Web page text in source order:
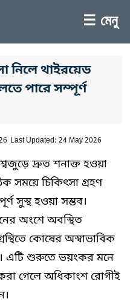
☰ মেনু
নিলে থাইরয়েড
পারে সম্পূর্ণ
Last Updated: 24 May 2026
দ্রুত শনাক্ত হওয়া
চিকিৎসা গ্রহণ
সুস্থ হওয়া সম্ভব।
অংশে অবস্থিত
কোষের অস্বাভাবিক
এটি শুরুতে ভয়ংকর মনে
গেলে অধিকাংশ রোগীই